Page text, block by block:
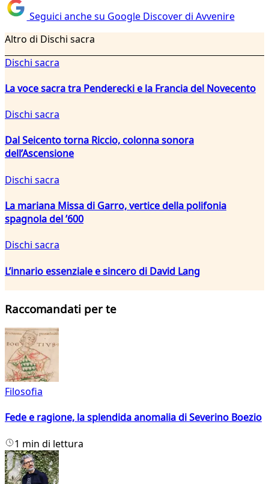
Seguici anche su Google Discover di Avvenire
Altro di Dischi sacra
Dischi sacra
La voce sacra tra Penderecki e la Francia del Novecento
Dischi sacra
Dal Seicento torna Riccio, colonna sonora
dell’Ascensione
Dischi sacra
La mariana Missa di Garro, vertice della polifonia
spagnola del ’600
Dischi sacra
L’innario essenziale e sincero di David Lang
Raccomandati per te
Filosofia
Fede e ragione, la splendida anomalia di Severino Boezio
1 min di lettura